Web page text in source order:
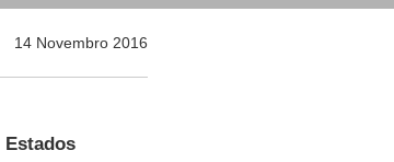
14 Novembro 2016
Estados